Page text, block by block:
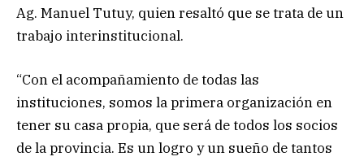
Ag. Manuel Tutuy, quien resaltó que se trata de un
trabajo interinstitucional.
“Con el acompañamiento de todas las
instituciones, somos la primera organización en
tener su casa propia, que será de todos los socios
de la provincia. Es un logro y un sueño de tantos